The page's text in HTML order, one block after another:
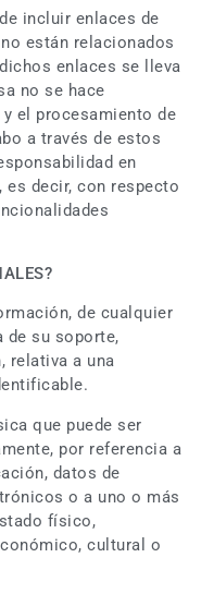
incluir enlaces de
están relacionados
enlaces se lleva
no se hace
el procesamiento de
a través de estos
en
decir, con respecto
de cualquier
de su soporte,
relativa a una
que puede ser
por referencia a
datos de
o a uno o más
físico,
cultural o